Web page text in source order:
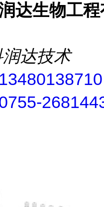
达生物工
达技术
13480138710